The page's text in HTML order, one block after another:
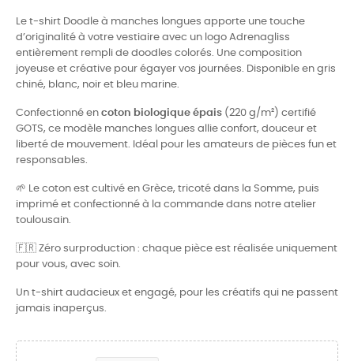
Le t-shirt Doodle à manches longues apporte une touche
d’originalité à votre vestiaire avec un logo Adrenagliss
entièrement rempli de doodles colorés. Une composition
joyeuse et créative pour égayer vos journées. Disponible en gris
chiné, blanc, noir et bleu marine.
Confectionné en coton biologique épais (220 g/m²) certifié
GOTS, ce modèle manches longues allie confort, douceur et
liberté de mouvement. Idéal pour les amateurs de pièces fun et
responsables.
🌱 Le coton est cultivé en Grèce, tricoté dans la Somme, puis
imprimé et confectionné à la commande dans notre atelier
toulousain.
🇫🇷 Zéro surproduction : chaque pièce est réalisée uniquement
pour vous, avec soin.
Un t-shirt audacieux et engagé, pour les créatifs qui ne passent
jamais inaperçus.